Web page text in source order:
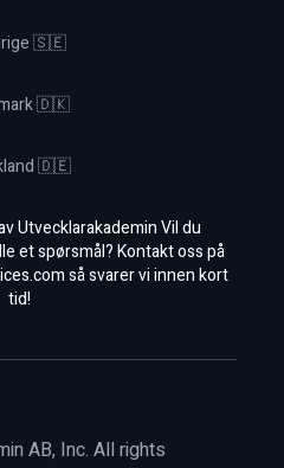
🇸🇪
🇩🇰
🇩🇪
Utvecklarakademin Vil du
et spørsmål? Kontakt oss på
så svarer vi innen kort
tid!
AB, Inc. All rights